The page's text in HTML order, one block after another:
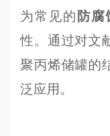
为常见的 防腐
性。通过对文
聚丙烯储罐的
泛应用。